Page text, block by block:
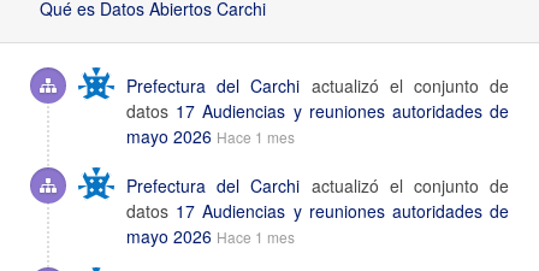
Qué es Datos Abiertos Carchi
Prefectura del Carchi actualizó el conjunto de
datos 17 Audiencias y reuniones autoridades de
mayo 2026 Hace 1 mes
Prefectura del Carchi actualizó el conjunto de
datos 17 Audiencias y reuniones autoridades de
mayo 2026 Hace 1 mes